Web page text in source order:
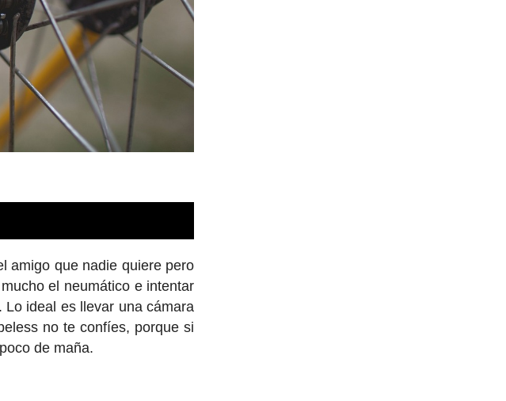
amigo que nadie quiere pero
el neumático e intentar
ideal es llevar una cámara
no te confíes, porque si
de maña.